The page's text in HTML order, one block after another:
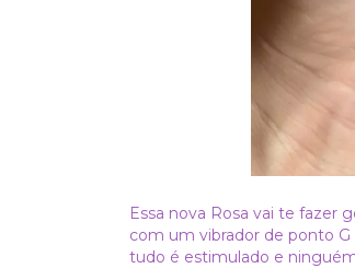
Essa nova Rosa vai te fazer
com um vibrador de ponto
tudo é estimulado e